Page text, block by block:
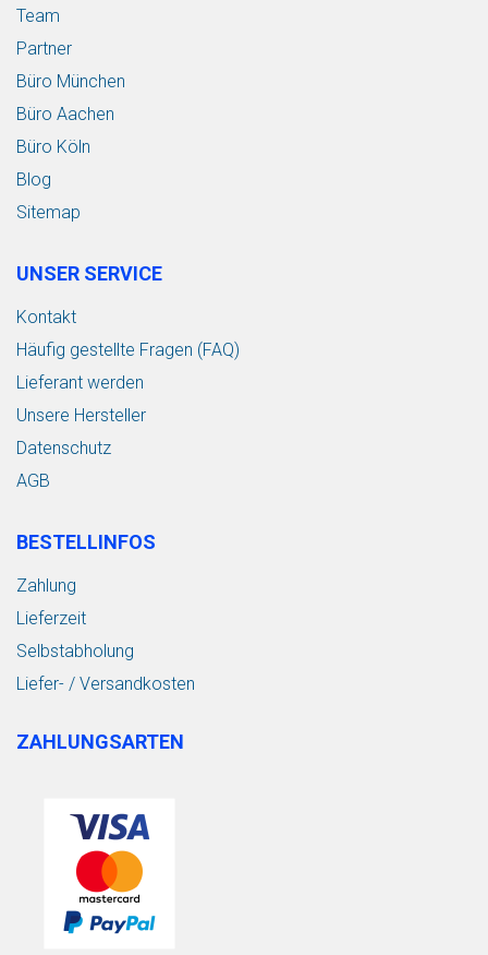
Team
Partner
Büro München
Büro Aachen
Büro Köln
Blog
Sitemap
UNSER SERVICE
Kontakt
Häufig gestellte Fragen (FAQ)
Lieferant werden
Unsere Hersteller
Datenschutz
AGB
BESTELLINFOS
Zahlung
Lieferzeit
Selbstabholung
Liefer- / Versandkosten
ZAHLUNGSARTEN